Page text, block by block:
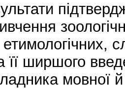
її ширшого
мовної